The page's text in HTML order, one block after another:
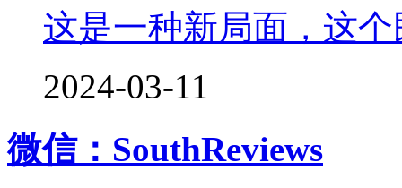
这是一种新局面，这
2024-03-11
微信：SouthReviews